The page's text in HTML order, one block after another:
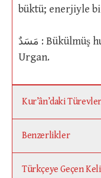
büktü; enerjiyle
مَسَدٌ : Bükülmüş hurma lifi. Sağlamca bükülmüş ip.
Urgan.
Kur’ân’daki
Benzerlikler
Türkçeye Geçen